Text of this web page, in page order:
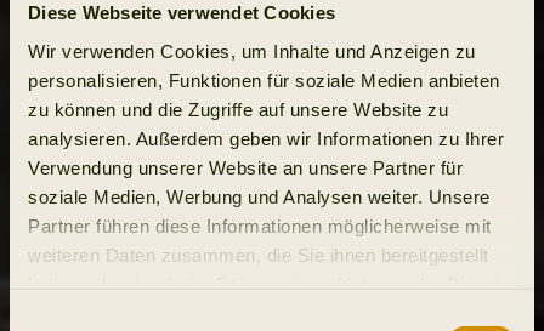
Diese Webseite verwendet Cookies
Wir verwenden Cookies, um Inhalte und Anzeigen zu
personalisieren, Funktionen für soziale Medien anbieten
zu können und die Zugriffe auf unsere Website zu
analysieren. Außerdem geben wir Informationen zu Ihrer
Verwendung unserer Website an unsere Partner für
soziale Medien, Werbung und Analysen weiter. Unsere
Partner führen diese Informationen möglicherweise mit
weiteren Daten zusammen, die Sie ihnen bereitgestellt